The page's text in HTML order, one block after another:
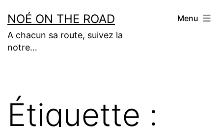
au
contenu
NOÉ ON THE ROAD
A chacun sa route, suivez la
notre…
Menu
Étiquette :